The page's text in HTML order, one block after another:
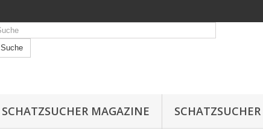
Suche
SCHATZSUCHER MAGAZINE